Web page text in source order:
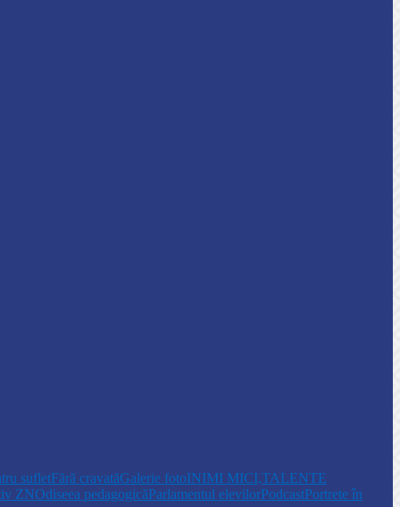
sufletFără cravatăGalerie fotoINIMI MICI,TALENTE
ZNOdiseea pedagogicăParlamentul elevilorPodcastPortrete în